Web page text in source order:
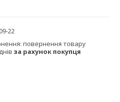
22
повернення товару
за рахунок покупця